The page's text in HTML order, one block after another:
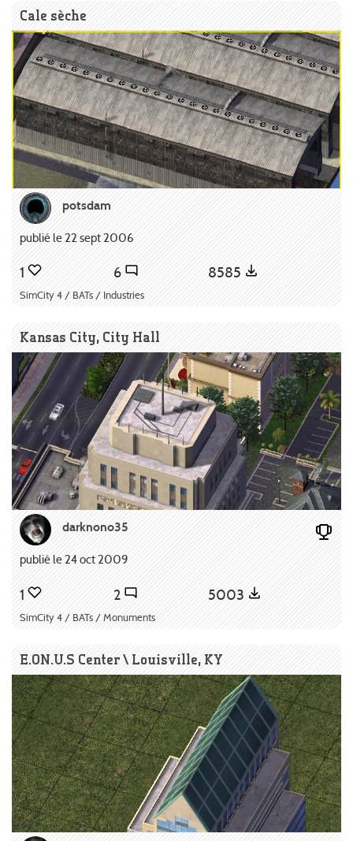
Cale sèche
potsdam
publié le 22 sept 2006
1 6 8585
SimCity 4 / BATs / Industries
Kansas City, City Hall
darknono35
publié le 24 oct 2009
1 2 5003
SimCity 4 / BATs / Monuments
E.ON.U.S Center \ Louisville, KY